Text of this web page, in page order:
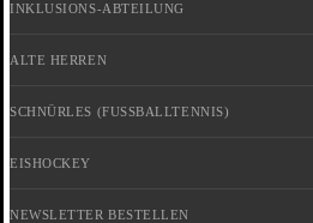
INKLUSIONS-ABTEILUNG
ALTE HERREN
SCHNÜRLES (FUSSBALLTENNIS)
EISHOCKEY
NEWSLETTER BESTELLEN